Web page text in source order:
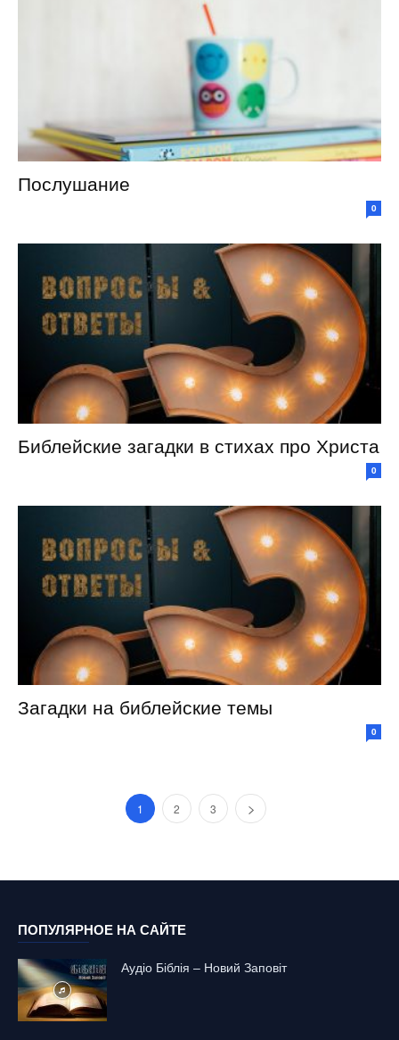
Послушание
0
Библейские загадки в стихах про Христа
0
Загадки на библейские темы
0
1 2 3
ПОПУЛЯРНОЕ НА САЙТЕ
Аудіо Біблія – Новий Заповіт